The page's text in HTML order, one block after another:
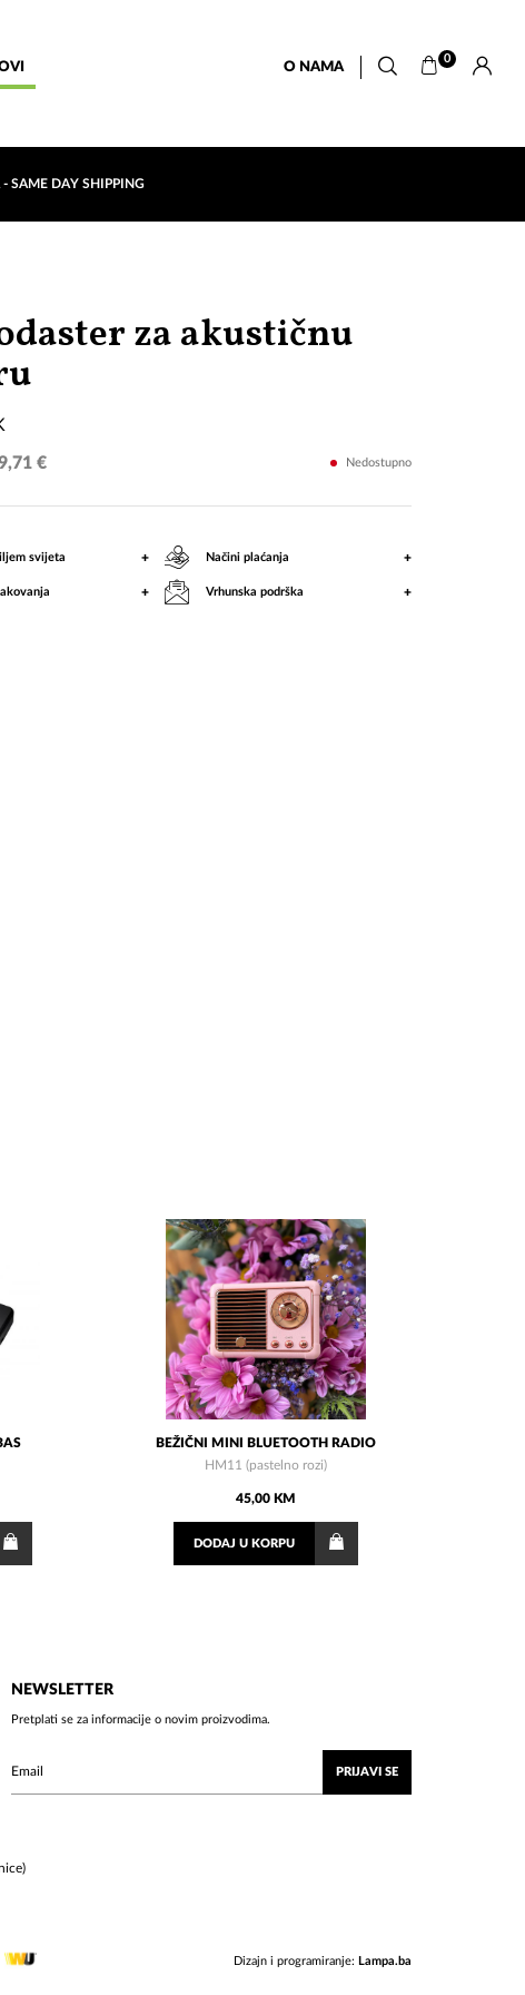
O NAMA
0
SAME DAY SHIPPING
za akustičnu
€ Nedostupno
svijeta + Načini plaćanja +
+ Vrhunska podrška +
BEŽIČNI MINI BLUETOOTH RADIO
HM11 (pastelno rozi)
45,00 KM
DODAJU KORPU
NEWSLETTER
Pretplati se za informacije o novim proizvodima.
PRIJAVI SE
Dizajn i programiranje: Lampa.ba